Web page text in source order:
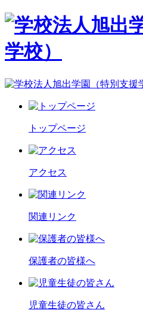
トップページ
アクセス
関連リンク
保護者の皆様へ
児童生徒の皆さん